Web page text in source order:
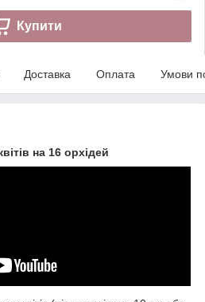
Купити
Доставка Оплата Умови
на 16 орхідей